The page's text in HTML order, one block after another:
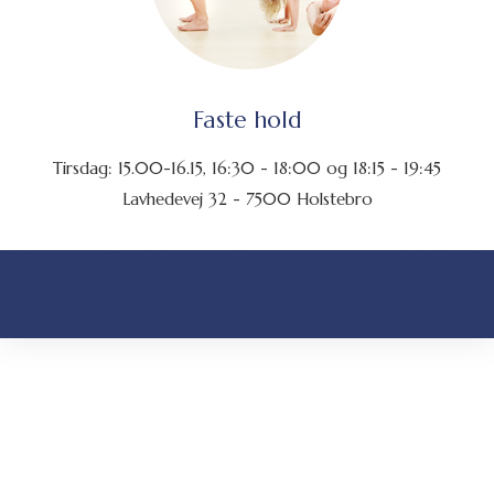
Faste hold
Tirsdag: 15.00-16.15, 16:30 - 18:00 og 18:15 - 19:45
Lavhedevej 32 - 7500 Holstebro